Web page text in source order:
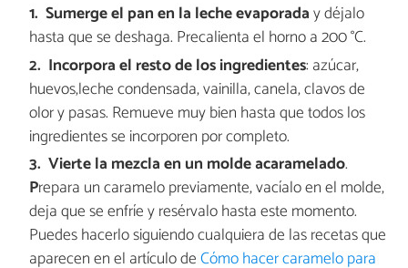
Sumerge el pan en la leche evaporaday déjalo
hasta que se deshaga. Precalienta el horno a 200 °C.
Incorpora el resto de los ingredientes: azúcar,
huevos,leche condensada, vainilla, canela, clavos de
olor y pasas. Remueve muy bien hasta que todos los
ingredientes se incorporen por completo.
Vierte la mezcla en un molde acaramelado.
Prepara un caramelo previamente, vacíalo en el molde,
deja que se enfríe y resérvalo hasta este momento.
Puedes hacerlo siguiendo cualquiera de las recetas que
aparecen en el artículo deCómo hacer caramelo para